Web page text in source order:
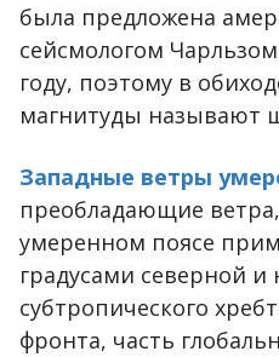
была предложена
сейсмологом
году, поэтому в
магнитуды называют
Западные ветры
преобладающие
умеренном поясе
градусами северной
субтропического
фронта, часть